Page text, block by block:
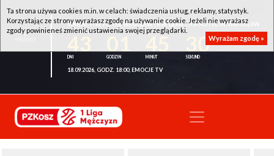
WKK ACTIVE HOTEL WROCŁAW - KSK QEMETICA NOTEĆ INOWROCŁAW
29
18.09.2026, GODZ. 18:00, EMOCJE TV
Ta strona używa cookies m.in. w celach: świadczenia usług, reklamy, statystyk.
Korzystając ze strony wyrażasz zgodę na używanie cookie. Jeżeli nie wyrażasz
zgody powinieneś zmienić ustawienia swojej przeglądarki.
Wyrażam zgodę »